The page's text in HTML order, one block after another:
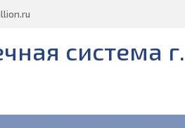
система